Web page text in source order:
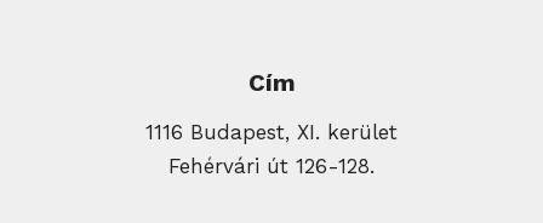
Cím
1116 Budapest, XI. kerület
Fehérvári út 126-128.